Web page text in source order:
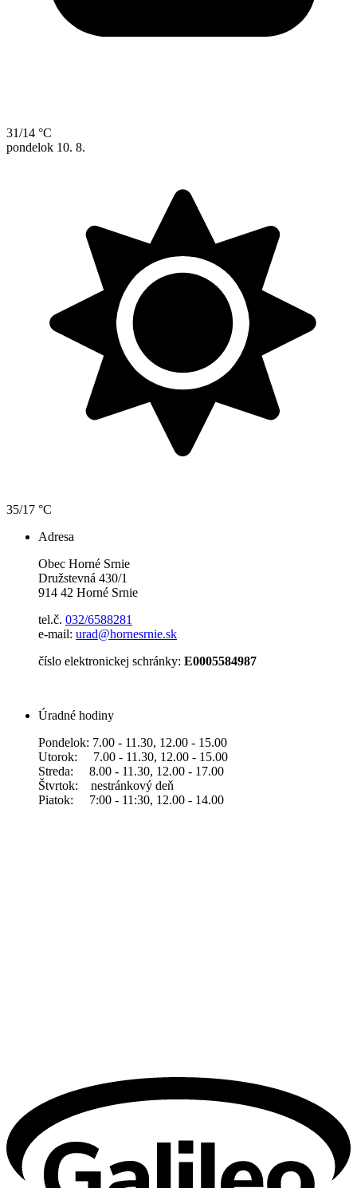
31/14 °C
pondelok 10. 8.
35/17 °C
Adresa
Obec Horné Srnie
Družstevná 430/1
914 42 Horné Srnie
tel.č. 032/6588281
e-mail: urad@hornesrnie.sk
číslo elektronickej schránky: E0005584987
Úradné hodiny
Pondelok: 7.00 - 11.30, 12.00 - 15.00
Utorok: 7.00 - 11.30, 12.00 - 15.00
Streda: 8.00 - 11.30, 12.00 - 17.00
Štvrtok: nestránkový deň
Piatok: 7:00 - 11:30, 12.00 - 14.00